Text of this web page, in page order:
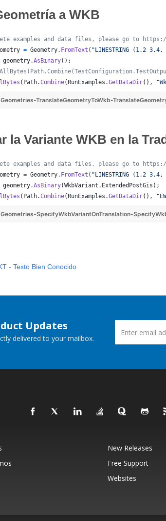
a WKB
examples and data files, please go to https://
= Geometry. FromText ( "LINESTRING (1.2
geometry.AsBinary( ) ;
( Path.Combine( RunExamples .GetDataDir( ) ,
TranslateGeometryToWkb-
la Variante WKB en la
examples and data files, please go to https://
= Geometry. FromText ( "LINESTRING (1.2
geometry.AsBinary(WkbVariant . ExtendedPostGis ) ;
( Path.Combine( RunExamples .GetDataDir( ) ,
SpecifyWkbVariantOnTranslation-
- Texto Bien Conocido
Updates
delivered to your mailbox.
New Releases
Free Support
Websites